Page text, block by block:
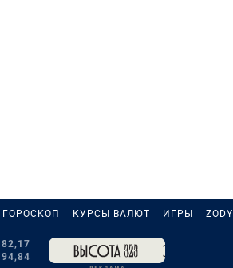
ГОРОСКОП КУРСЫ ВАЛЮТ ИГРЫ ZODY
82,17
94,84